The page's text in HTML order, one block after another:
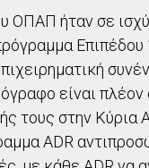
ΟΠΑΠ ήταν σε
είναι
τους στην Κύρια
ADR